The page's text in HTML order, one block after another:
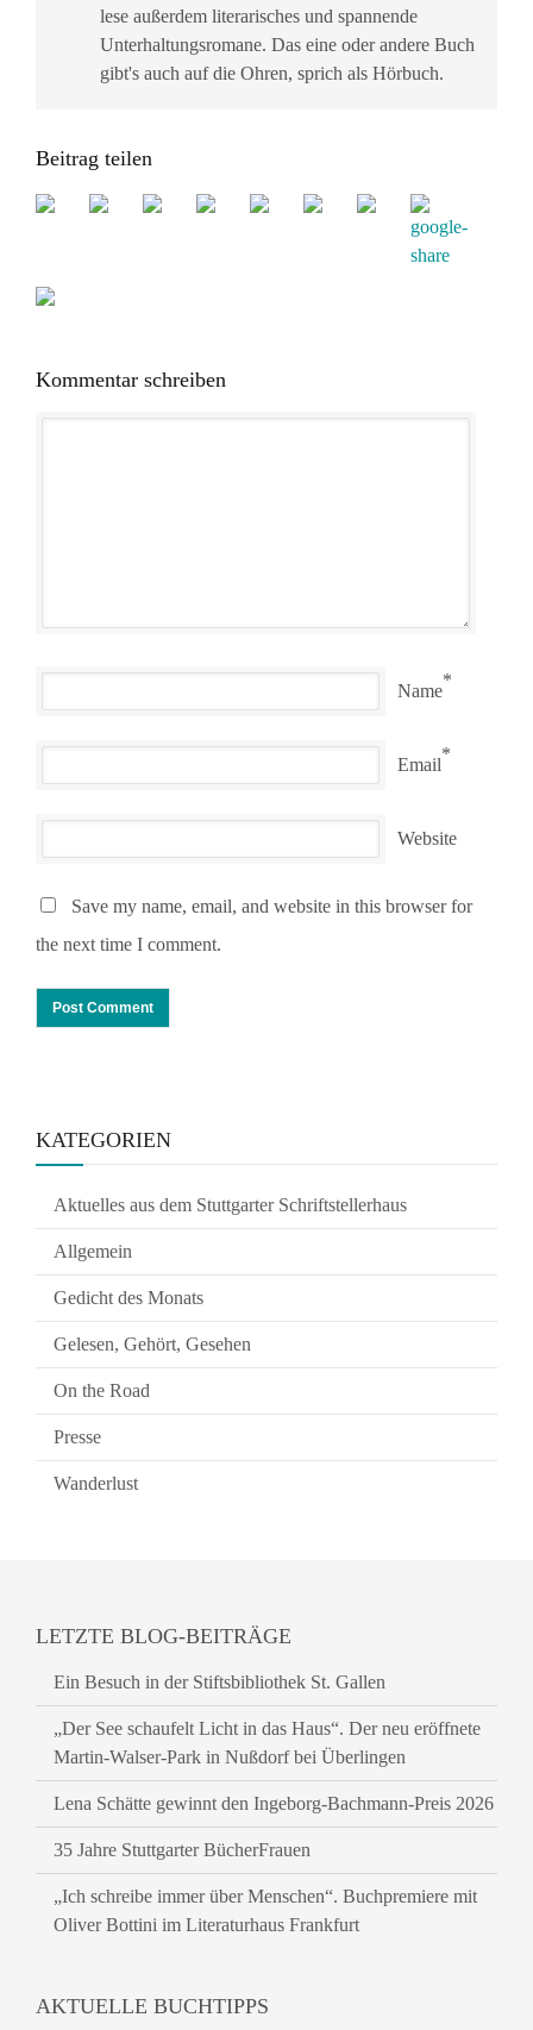
lese außerdem literarisches und spannende
Unterhaltungsromane. Das eine oder andere Buch
gibt's auch auf die Ohren, sprich als Hörbuch.
Beitrag teilen
Kommentar schreiben
Name
*
Email
*
Website
Save my name, email, and website in this browser for
the next time I comment.
KATEGORIEN
Aktuelles aus dem Stuttgarter Schriftstellerhaus
Allgemein
Gedicht des Monats
Gelesen, Gehört, Gesehen
On the Road
Presse
Wanderlust
LETZTE BLOG-BEITRÄGE
Ein Besuch in der Stiftsbibliothek St. Gallen
„Der See schaufelt Licht in das Haus“. Der neu eröffnete
Martin-Walser-Park in Nußdorf bei Überlingen
Lena Schätte gewinnt den Ingeborg-Bachmann-Preis 2026
35 Jahre Stuttgarter BücherFrauen
„Ich schreibe immer über Menschen“. Buchpremiere mit
Oliver Bottini im Literaturhaus Frankfurt
AKTUELLE BUCHTIPPS